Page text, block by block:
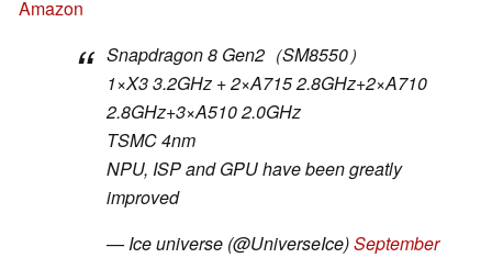
Amazon
Snapdragon 8 Gen2（SM8550）
1×X3 3.2GHz + 2×A715 2.8GHz+2×A710
2.8GHz+3×A510 2.0GHz
TSMC 4nm
NPU, ISP and GPU have been greatly
improved
— Ice universe (@UniverseIce)September